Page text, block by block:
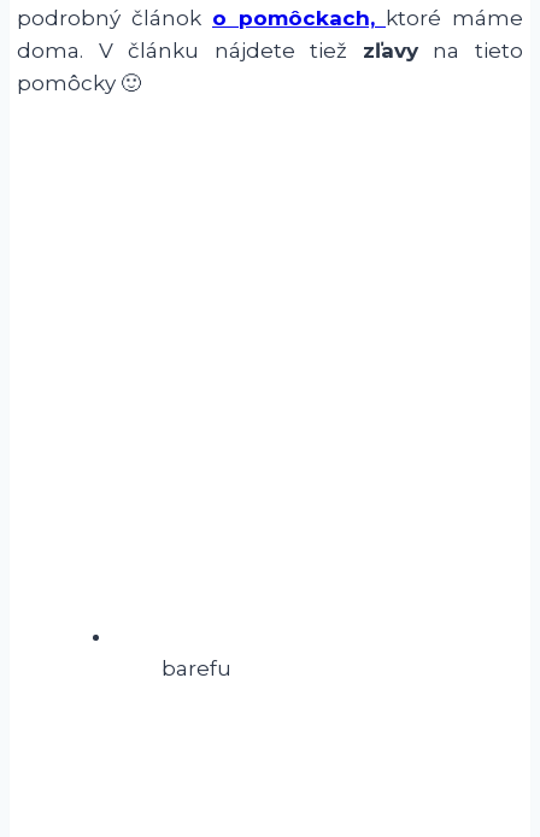
podrobný článok o pomôckach, ktoré máme
doma. V článku nájdete tiež zľavyna tieto
pomôcky 🙂
barefu